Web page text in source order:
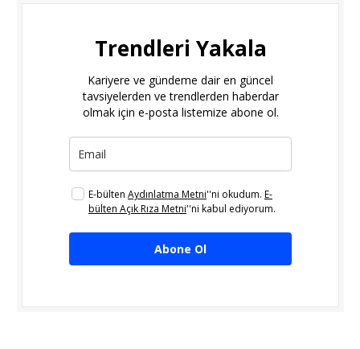
Trendleri Yakala
Kariyere ve gündeme dair en güncel
tavsiyelerden ve trendlerden haberdar
olmak için e-posta listemize abone ol.
E-bülten Aydınlatma Metni''ni okudum. E-
bülten Açık Rıza Metni''ni kabul ediyorum.
Abone Ol